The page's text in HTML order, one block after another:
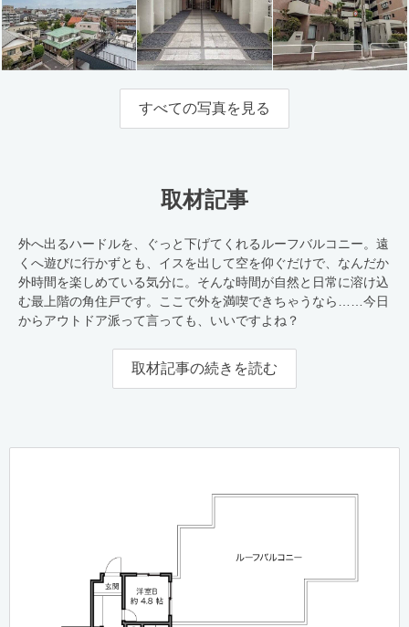
すべての写真を見る
取材記事
外へ出るハードルを、ぐっと下げてくれるルーフバルコニー。遠
くへ遊びに行かずとも、イスを出して空を仰ぐだけで、なんだか
外時間を楽しめている気分に。そんな時間が自然と日常に溶け込
む最上階の角住戸です。ここで外を満喫できちゃうなら……今日
からアウトドア派って言っても、いいですよね？
取材記事の続きを読む